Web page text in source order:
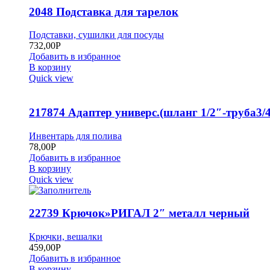
2048 Подставка для тарелок
Подставки, сушилки для посуды
732,00Р
Добавить в избранное
В корзину
Quick view
217874 Адаптер универс.(шланг 1/2″-труба3/
Инвентарь для полива
78,00Р
Добавить в избранное
В корзину
Quick view
22739 Крючок»РИГАЛ 2″ металл черный
Крючки, вешалки
459,00Р
Добавить в избранное